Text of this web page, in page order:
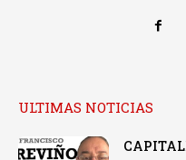
ULTIMAS NOTICIAS